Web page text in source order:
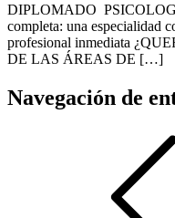
DIPLOMADO
completa: una especialidad
profesional inmediata
DE LAS ÁREAS DE […]
Navegación de